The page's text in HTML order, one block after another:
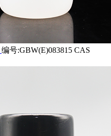
编号:GBW(E)083815 CAS